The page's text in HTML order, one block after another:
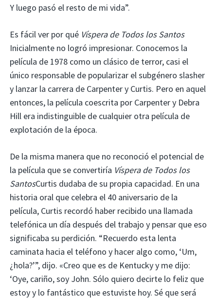
Y luego pasó el resto de mi vida”.
Es fácil ver por qué Víspera de Todos los Santos
Inicialmente no logró impresionar. Conocemos la
película de 1978 como un clásico de terror, casi el
único responsable de popularizar el subgénero slasher
y lanzar la carrera de Carpenter y Curtis. Pero en aquel
entonces, la película coescrita por Carpenter y Debra
Hill era indistinguible de cualquier otra película de
explotación de la época.
De la misma manera que no reconoció el potencial de
la película que se convertiría Víspera de Todos los
SantosCurtis dudaba de su propia capacidad. En una
historia oral que celebra el 40 aniversario de la
película, Curtis recordó haber recibido una llamada
telefónica un día después del trabajo y pensar que eso
significaba su perdición. “Recuerdo esta lenta
caminata hacia el teléfono y hacer algo como, ‘Um,
¿hola?’”, dijo. «Creo que es de Kentucky y me dijo:
‘Oye, cariño, soy John. Sólo quiero decirte lo feliz que
estoy y lo fantástico que estuviste hoy. Sé que será